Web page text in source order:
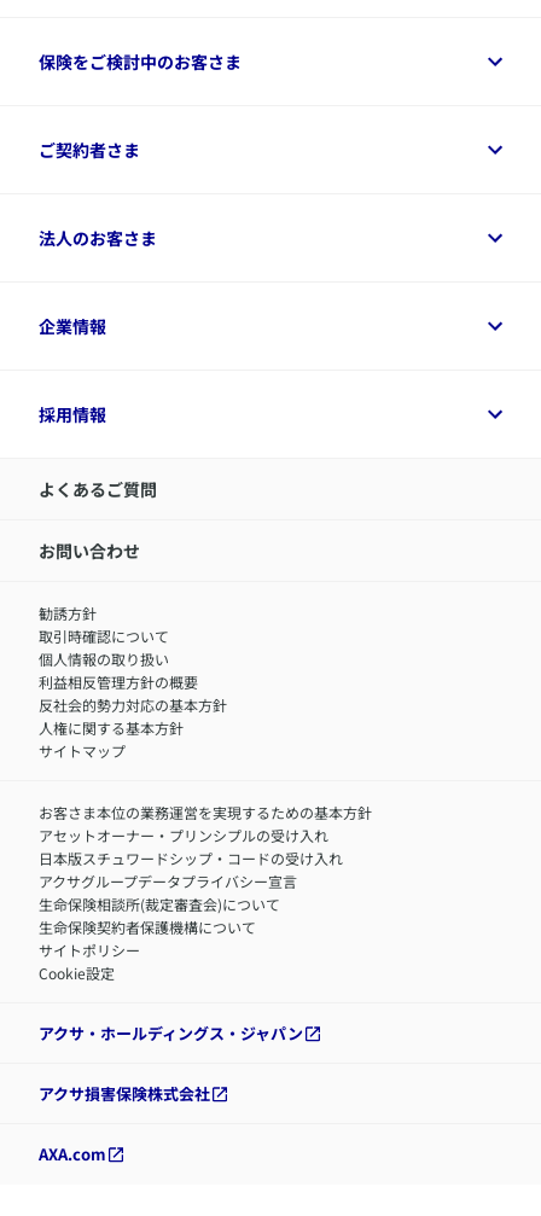
保険をご検討中のお客さま
保険をご検討中のお客さまトップ
資料請求
変額保険各種情報
ご契約者さま
ご契約者さまトップ
デジタル約款
令和8年（2026年）分の生命保険料控除証明書について
アクサのネット完結保険（旧アクサダイレクト生命）
法人のお客さま
法人のお客さまトップ
経営者サポートサービス
企業情報
企業情報トップ
アクサ生命が選ばれる理由
IR情報
サステナビリティの取り組み
​お客さまを金融犯罪からお守りするために
アクサグループについて
採用情報
採用情報トップ
中途採用：内勤正社員
職）
中途採用：フィナンシャルプラン・アドバイザー（営業職）
障害者採用
よくあるご質問
お問い合わせ
勧誘方針
取引時確認について
個人情報の取り扱い
利益相反管理方針の概要
反社会的勢力対応の基本方針
人権に関する基本方針
サイトマップ
お客さま本位の業務運営を実現するための基本方針
アセットオーナー・プリンシプルの受け入れ
日本版スチュワードシップ・コードの受け入れ
アクサグループデータプライバシー宣言
生命保険相談所(裁定審査会)について
生命保険契約者保護機構について
サイトポリシー
Cookie設定
アクサ・ホールディングス・ジャパン
アクサ損害保険株式会社
AXA.com